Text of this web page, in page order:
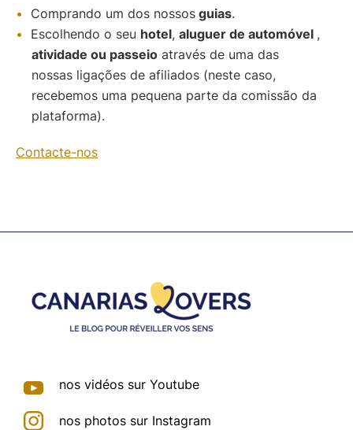
Comprando um dos nossos guias.
Escolhendo o seu hotel, aluguer de automóvel ,
atividade ou passeio através de uma das
nossas ligações de afiliados (neste caso,
recebemos uma pequena parte da comissão da
plataforma).
Contacte-nos
Footer
nos vidéos sur Youtube
nos photos sur Instagram